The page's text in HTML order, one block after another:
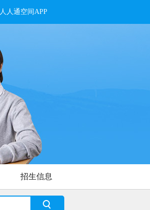
人人通空间APP
招生信息